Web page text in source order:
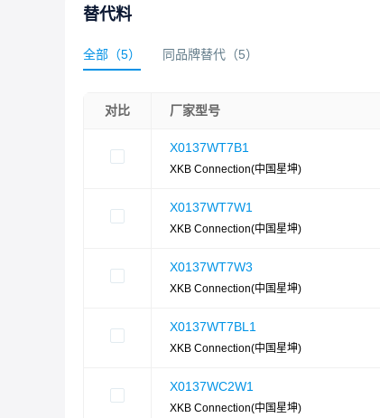
替代料
全部 （5） 同品牌替代 （5）
对比 厂家型号
X0137WT7B1
XKB Connection(中国星坤)
X0137WT7W1
XKB Connection(中国星坤)
X0137WT7W3
XKB Connection(中国星坤)
X0137WT7BL1
XKB Connection(中国星坤)
X0137WC2W1
XKB Connection(中国星坤)